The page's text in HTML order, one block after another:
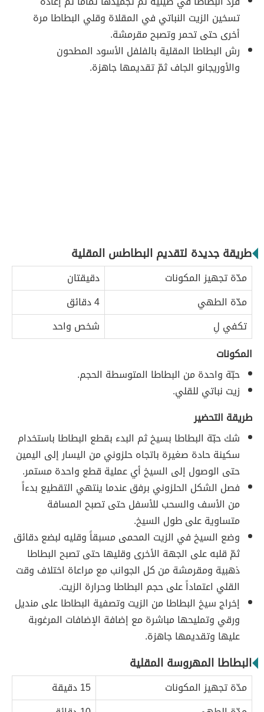
تسخين الزيت النباتي في المقلاة وقلي البطاطا مرة
أخرى حتى تحمر وتصبح مقرمشة.
رش البطاطا المقلية بالفلفل الأسود المطحون
والأوريجانو الجاف ثمّ تقديمها جاهزة.
طريقة جديدة لتقديم البطاطس المقلية
مدّة تجهيز المكونات
دقيقتان
مدّة الطهي
4 دقائق
تكفي لِ
شخص واحد
المكونات
حبّة واحدة من البطاطا المتوسطة الحجم.
زيت نباتي للقلي.
طريقة التحضير
شك حبّة البطاطا بسيخ ثم البدء بقطع البطاطا باستخدام
سكينة حادة صغيرة باتجاه حلزوني من اليسار إلى اليمين
حتى الوصول إلى السيخ أي عملية قطع واحدة مستمر.
فصل الشكل الحلزوني برفق عندما ينتهي التقطيع بدءاً
من الأسف والسحب للأسفل حتى تصبح المسافة
متساوية على طول السيخ.
وضع السيخ في الزيت المحمى مسبقاً وقليه لبضع دقائق
ثمّ قلبه على الجهة الأخرى وقليها حتى تصبح البطاطا
ذهبية ومقرمشة من كل الجوانب مع مراعاة اختلاف وقت
القلي اعتماداً على حجم البطاطا وحرارة الزيت.
إخراج سيخ البطاطا من الزيت وتصفية البطاطا على منديل
ورقي وتمليحها مباشرة مع إضافة الإضافات المرغوبة
عليها وتقديمها جاهزة.
البطاطا المهروسة المقلية
مدّة تجهيز المكونات
15 دقيقة